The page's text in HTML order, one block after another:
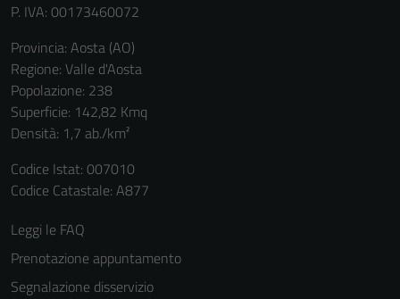
P. IVA: 00173460072
Provincia: Aosta (AO)
Regione: Valle d'Aosta
Popolazione: 238
Superficie: 142,82 Kmq
Densità: 1,7 ab./km²
Codice Istat: 007010
Codice Catastale: A877
Leggi le FAQ
Prenotazione appuntamento
Segnalazione disservizio